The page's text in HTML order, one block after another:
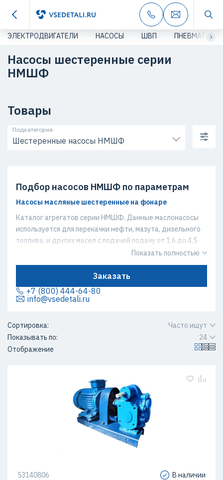
ЭЛЕКТРОДВИГАТЕЛИ НАСОСЫ ШВП ПНЕВМАТИКА
Насосы шестеренные серии
НМШФ
Товары
Шестеренные насосы НМШФ
Подкатегория
Подбор насосов НМШФ по параметрам
Насосы масляные шестеренные на фонаре
Каталог агрегатов серии НМШФ. Данные маслонасосы
используется для перекачки нефти, мазута, дизельного
топлива, и других масел с подачей подачу от 1,6 до 4,5
м3/ч и с вязкостью (0,018-5,4)*10-4 кв.м/с.Показать полностью
Заказать
+7 (800) 444-64-80
info@vsedetali.ru
Сортировка:
Часто ищут
Показывать по:
24
Отображение
53140806 В наличии